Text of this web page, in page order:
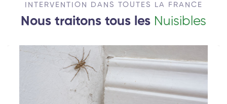
INTERVENTION DANS TOUTES LA FRANCE
Nous traitons tous les Nuisibles